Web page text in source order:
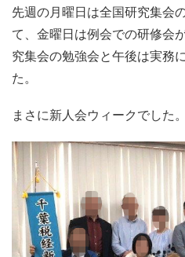
先週の月曜日は全国研究集会
て、金曜日は例会での研修会
究集会の勉強会と午後は実務
た。
まさに新人会ウィークでした。